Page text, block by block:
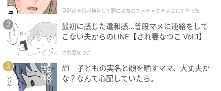
言い訳を口にした夫の声は、だんだん小さくなってい
きました。親友に問いただすと、彼女もまた「こんな
ことになるとは思わなかった」と繰り返すばかり。二
人とも、自分を守る言葉しか持っていませんでした。
「もう、いい」
クチャにしてやった
旦那の不倫が発覚して頭に来たのでメチャクチャにしてやった
最初に感じた違和感…普段マメに連絡をして
こない夫からのLINE【され妻なつこ Vol.1】
され妻なつこ
#1 子どもの実名と顔を晒すママ、大丈夫か
な？なんて心配していたら。